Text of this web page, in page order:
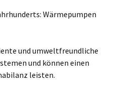
Wärmepumpen
und umweltfreundliche
und können einen
leisten.